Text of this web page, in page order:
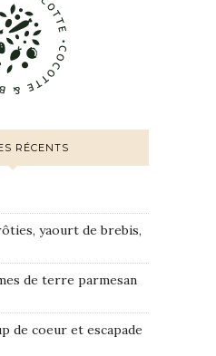
RÉCENTS
yaourt de brebis,
de terre parmesan
de coeur et escapade